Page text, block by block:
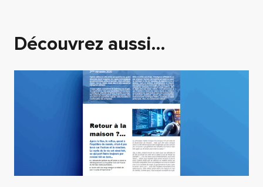
Découvrez aussi…